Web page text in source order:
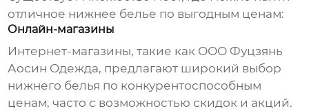
отличное нижнее белье по выгодным ценам:
Онлайн-магазины
Интернет-магазины, такие как ООО Фуцзянь
Аосин Одежда, предлагают широкий выбор
нижнего белья по конкурентоспособным
ценам, часто с возможностью скидок и акций.